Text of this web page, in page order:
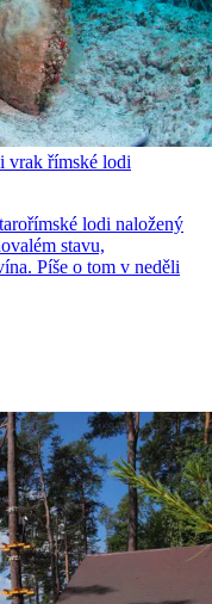
vrak římské lodi
lodi naložený
stavu,
Píše o tom v neděli